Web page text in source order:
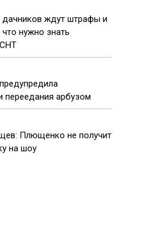
дачников ждут штрафы и
что нужно знать
переедания арбузом
Плющенко не получит
на шоу